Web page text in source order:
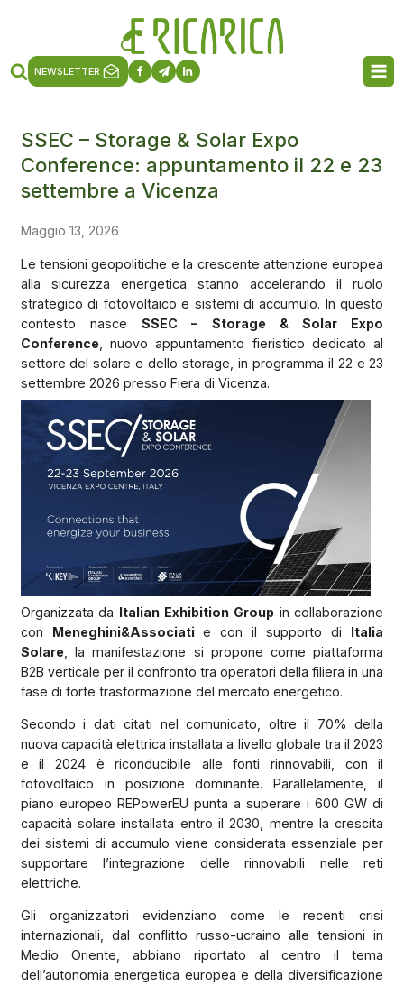
NEWSLETTER
SSEC – Storage & Solar Expo
Conference: appuntamento il 22 e 23
settembre a Vicenza
Maggio 13, 2026
Le tensioni geopolitiche e la crescente attenzione europea
alla sicurezza energetica stanno accelerando il ruolo
strategico di fotovoltaico e sistemi di accumulo. In questo
contesto nasceSSEC – Storage & Solar Expo
Conference , nuovo appuntamento fieristico dedicato al
settore del solare e dello storage, in programma il 22 e 23
settembre 2026 presso Fiera di Vicenza.
Organizzata da Italian Exhibition Group in collaborazione
con Meneghini&Associati e con il supporto di Italia
Solare , la manifestazione si propone come piattaforma
B2B verticale per il confronto tra operatori della filiera in una
fase di forte trasformazione del mercato energetico.
Secondo i dati citati nel comunicato, oltre il 70% della
nuova capacità elettrica installata a livello globale tra il 2023
e il 2024 è riconducibile alle fonti rinnovabili, con il
fotovoltaico in posizione dominante. Parallelamente, il
piano europeo REPowerEU punta a superare i 600 GW di
capacità solare installata entro il 2030, mentre la crescita
dei sistemi di accumulo viene considerata essenziale per
supportare l’integrazione delle rinnovabili nelle reti
elettriche.
Gli organizzatori evidenziano come le recenti crisi
internazionali, dal conflitto russo-ucraino alle tensioni in
Medio Oriente, abbiano riportato al centro il tema
dell’autonomia energetica europea e della diversificazione